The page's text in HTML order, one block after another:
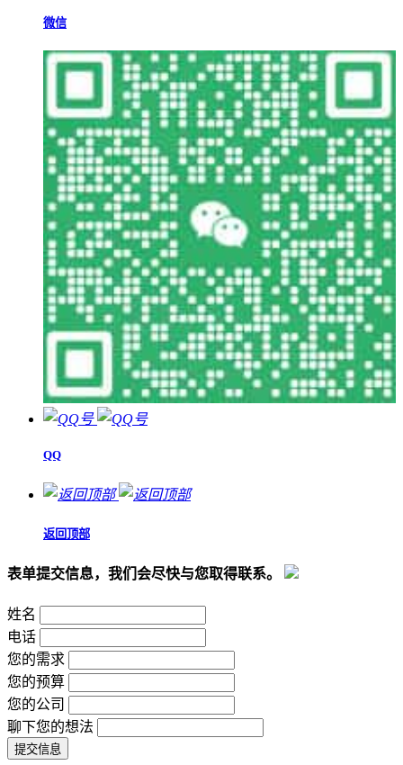
微信
QQ
返回顶部
表单提交信息，我们会尽快与您取得联系。
姓名
电话
您的需求
您的预算
您的公司
聊下您的想法